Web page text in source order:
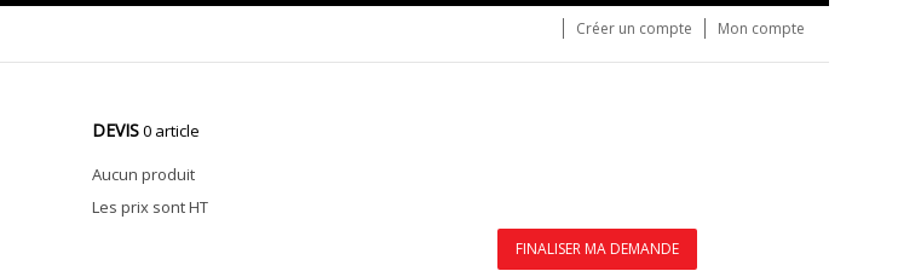
Créer un compte Mon compte
DEVIS0 article
Aucun produit
Les prix sont HT
FINALISER MA DEMANDE